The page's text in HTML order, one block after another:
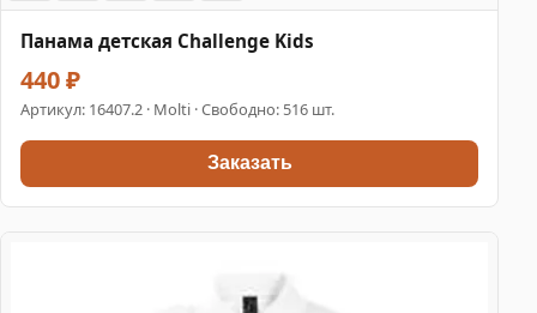
Панама детская Challenge Kids
440 ₽
Артикул: 16407.2 · Molti · Свободно: 516 шт.
Заказать